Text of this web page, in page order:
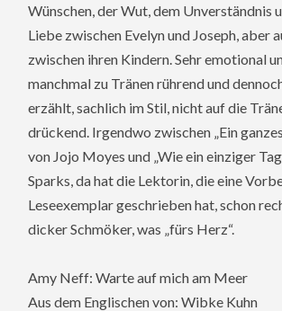
Wünschen, der Wut, dem Unverständnis
Liebe zwischen Evelyn und Joseph, aber
zwischen ihren Kindern. Sehr emotional
manchmal zu Tränen rührend und
erzählt, sachlich im Stil, nicht auf die
drückend. Irgendwo zwischen „Ein
von Jojo Moyes und „Wie ein einziger
Sparks, da hat die Lektorin, die eine
Leseexemplar geschrieben hat, schon
dicker Schmöker, was „fürs Herz“.
Amy Neff: Warte auf mich am Meer
Aus dem Englischen von: Wibke Kuhn